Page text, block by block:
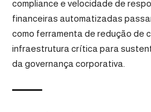
compliance e velocidade de
financeiras automatizadas
como ferramenta de redução de
infraestrutura crítica para
da governança corporativa.